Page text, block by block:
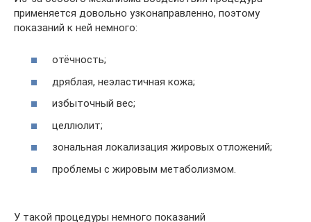
применяется довольно узконаправленно, поэтому
показаний к ней немного:
отёчность;
дряблая, неэластичная кожа;
избыточный вес;
целлюлит;
зональная локализация жировых отложений;
проблемы с жировым метаболизмом.
У такой процедуры немного показаний